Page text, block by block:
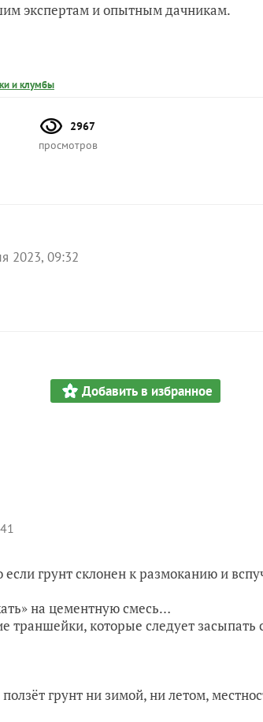
экспертам и опытным дачникам.
и клумбы
2967
просмотров
2023, 09:32
Добавить в избранное
грунт склонен к размоканию и
на цементную смесь…
траншейки, которые следует засыпать
грунт ни зимой, ни летом,